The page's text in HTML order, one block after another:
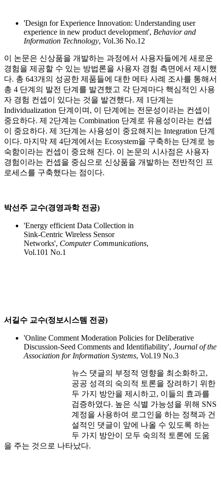
'Design for Experience Innovation: Understanding user
experience in new product development', Behavior and
Information Technology, Vol.36 No.12
이 논문은 신상품을 개발하는 과정에서 사용자들에게 새로운
경험을 제공할 수 있는 방법론을 사용자 경험 측면에서 제시했
다. 총 643개의 성공한 제품들에 대한 메타 사례 조사를 통해서
총 4 단계의 발전 단계를 발견했고 각 단계마다 핵심적인 사용
자 경험 컨셉이 있다는 것을 발견했다. 제 1단계는
Individualization 단계이며, 이 단계에는 전문성이라는 컨셉이
중요하다. 제 2단계는 Combination 단계로 유용성이라는 컨셉
이 중요하다. 제 3단계는 사용성이 중요해지는 Integration 단계
이다. 마지막 제 4단계에서는 Ecosystem을 구축하는 단계로 능
숙함이라는 컨셉이 중요해 진다. 이 논문의 시사점은 사용자
경험이라는 컨셉을 중심으로 신상품을 개발하는 전반적인 프
로세스를 구축했다는 점이다.
박선주 교수(경영과학 전공)
'Energy efficient Data Collection in
Sink-Centric Wireless Sensor
Networks', Computer Communications,
Vol.101 No.1
서길수 교수(정보시스템 전공)
'Online Comment Moderation Policies for Deliberative
Discussion-Seed Comments and Identifiability', Journal of the
Association for Information Systems, Vol.19 No.3
뉴스 댓글의 부정적 영향을 최소화하고,
공공 성격의 숙의적 토론을 장려하기 위한
두 가지 방안을 제시하고, 이들의 효과를
검증하였다. 높은 식별 가능성을 위해 SNS
계정을 사용하여 로그인을 하는 정책과 건
설적인 댓글이 앞에 나올 수 있도록 하는
두 가지 방안이 모두 숙의적 토론에 도움
을 주는 것으로 나타났다.